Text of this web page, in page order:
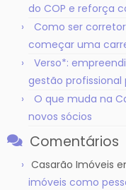
do COP e reforça
Como ser
começar uma
Verso*:
gestão profissional
O que muda na
novos sócios
Comentários
Casarão Imóveis
imóveis como